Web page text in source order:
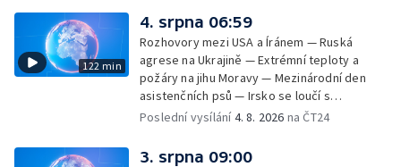
122 min
4. srpna 06:59
Rozhovory mezi USA a Íránem — Ruská
agrese na Ukrajině — Extrémní teploty a
požáry na jihu Moravy — Mezinárodní den
asistenčních psů — Irsko se loučí s
hudebníkem Glenem Hansardem
Poslední vysílání4. 8. 2026 na ČT24
3. srpna 09:00